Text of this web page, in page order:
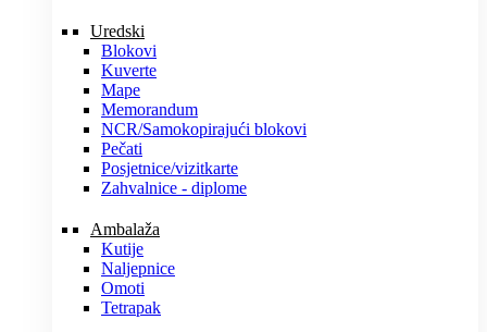
Uredski
Blokovi
Kuverte
Mape
Memorandum
NCR/Samokopirajući blokovi
Pečati
Posjetnice/vizitkarte
Zahvalnice - diplome
Ambalaža
Kutije
Naljepnice
Omoti
Tetrapak